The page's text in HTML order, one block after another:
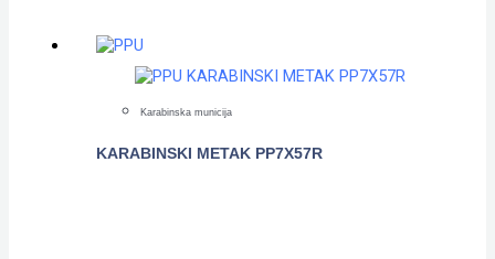
Karabinska municija
KARABINSKI METAK PP7X57R